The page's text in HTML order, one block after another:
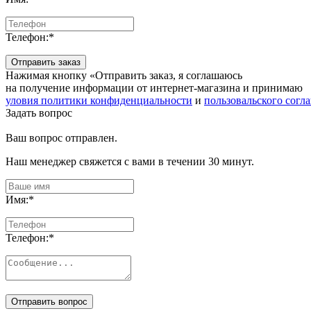
Телефон:*
Отправить заказ
Нажимая кнопку «Отправить заказ, я соглашаюсь
на получение информации от интернет-магазина и принимаю
уловия политики конфиденциальности и пользовальского
Задать вопрос
Ваш вопрос отправлен.
Наш менеджер свяжется с вами в течении 30 минут.
Имя:*
Телефон:*
Отправить вопрос